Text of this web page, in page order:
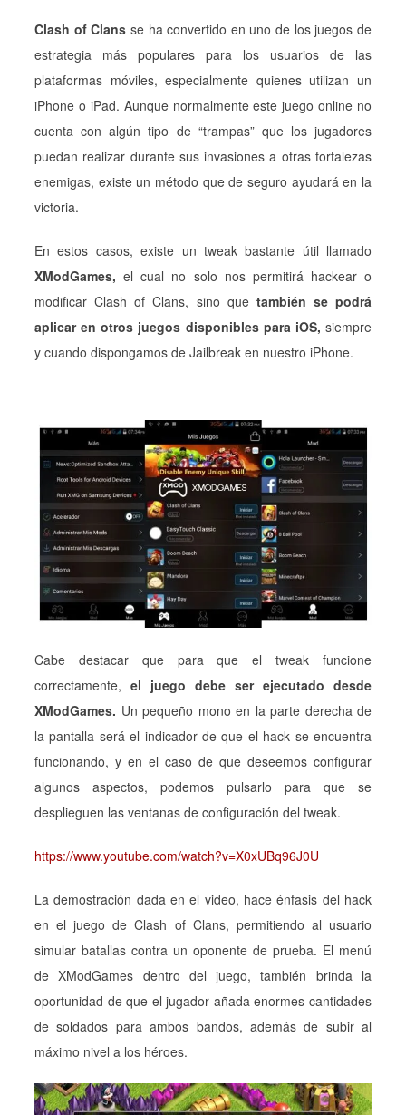
Clash of Clans se ha convertido en uno de los juegos de
estrategia más populares para los usuarios de las
plataformas móviles, especialmente quienes utilizan un
iPhone o iPad. Aunque normalmente este juego online no
cuenta con algún tipo de “trampas” que los jugadores
puedan realizar durante sus invasiones a otras fortalezas
enemigas, existe un método que de seguro ayudará en la
victoria.
En estos casos, existe un tweak bastante útil llamado
XModGames, el cual no solo nos permitirá hackear o
modificar Clash of Clans, sino que también se podrá
aplicar en otros juegos disponibles para iOS, siempre
y cuando dispongamos de Jailbreak en nuestro iPhone.
Cabe destacar que para que el tweak funcione
correctamente, el juego debe ser ejecutado desde
XModGames. Un pequeño mono en la parte derecha de
la pantalla será el indicador de que el hack se encuentra
funcionando, y en el caso de que deseemos configurar
algunos aspectos, podemos pulsarlo para que se
desplieguen las ventanas de configuración del tweak.
https://www.youtube.com/watch?v=X0xUBq96J0U
La demostración dada en el video, hace énfasis del hack
en el juego de Clash of Clans, permitiendo al usuario
simular batallas contra un oponente de prueba. El menú
de XModGames dentro del juego, también brinda la
oportunidad de que el jugador añada enormes cantidades
de soldados para ambos bandos, además de subir al
máximo nivel a los héroes.